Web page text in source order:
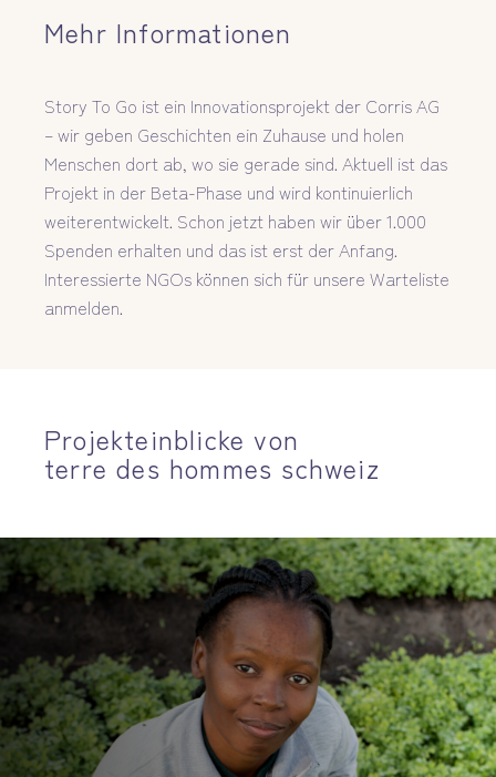
Mehr Informationen
Story To Go ist ein Innovationsprojekt der Corris AG
– wir geben Geschichten ein Zuhause und holen
Menschen dort ab, wo sie gerade sind. Aktuell ist das
Projekt in der Beta-Phase und wird kontinuierlich
weiterentwickelt. Schon jetzt haben wir über 1.000
Spenden erhalten und das ist erst der Anfang.
Interessierte NGOs können sich für unsere Warteliste
anmelden.
Projekteinblicke von
terre des hommes schweiz